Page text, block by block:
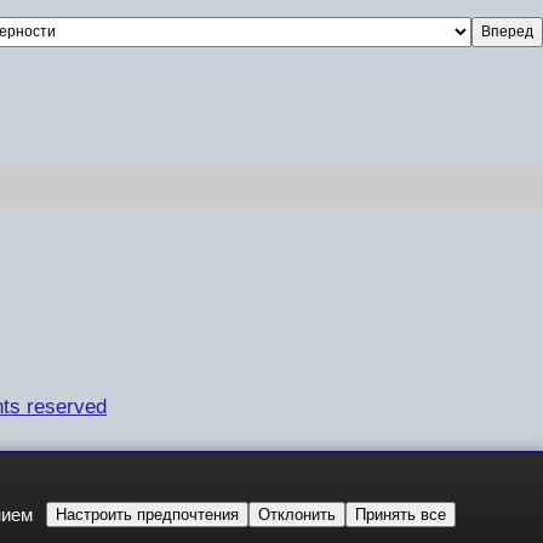
reserved
Настроить предпочтения Отклонить Принять все